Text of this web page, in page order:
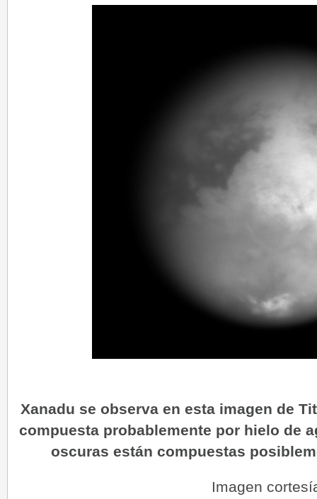
Xanadu se observa en esta imagen de
compuesta probablemente por hielo de
oscuras están compuestas
Imagen